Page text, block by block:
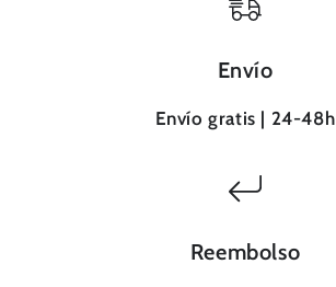
Envío
Envío gratis | 24-48h
Reembolso
Acceso